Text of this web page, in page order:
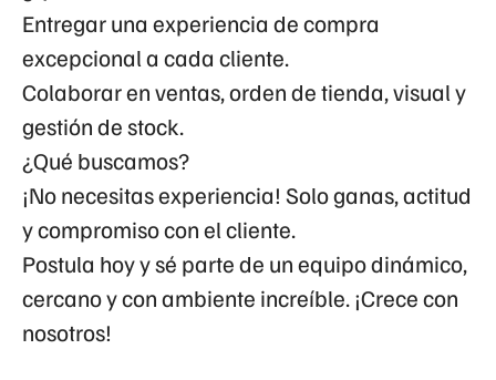
Entregar una experiencia de compra
excepcionala cada cliente.
Colaborar en ventas, orden de tienda, visual y
gestión de stock.
¿Qué buscamos?
¡No necesitas experiencia! Solo ganas, actitud
y compromiso con el cliente.
Postula hoy y sé parte de un equipo dinámico,
cercano y con ambiente increíble. ¡Crece con
nosotros!